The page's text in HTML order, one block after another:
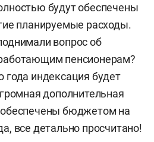
будут обеспечены
планируемые расходы.
вопрос об
пенсионерам?
года индексация будет
дополнительная
бюджетом на
все детально просчитано!